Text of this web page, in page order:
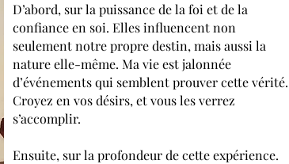
D’abord, sur la puissance de la foi et de la
confiance en soi. Elles influencent non
seulement notre propre destin, mais aussi la
nature elle-même. Ma vie est jalonnée
d’événements qui semblent prouver cette vérité.
Croyez en vos désirs, et vous les verrez
s’accomplir.
Ensuite, sur la profondeur de cette expérience.